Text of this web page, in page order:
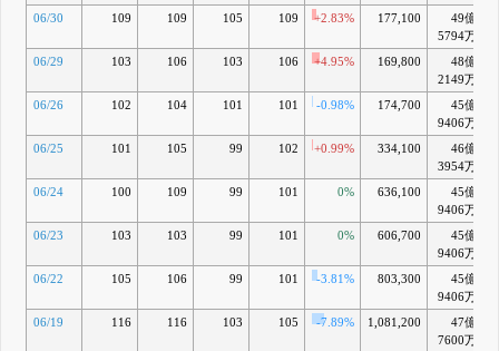
06/30 109 109 105 109 +2.83% 177,100
49億
5794万
06/29 103 106 103 106 +4.95% 169,800
48億
2149万
06/26
102 104 101 101 -0.98% 174,700
45億
9406万
06/25 101 105 99 102 +0.99% 334,100
46億
3954万
06/24
100 109 99 101 0% 636,100
45億
9406万
06/23 103 103 99 101 0% 606,700
45億
9406万
06/22 105 106 99 101 -3.81% 803,300
45億
9406万
06/19 116 116 103 105 -7.89% 1,081,200
47億
7600万